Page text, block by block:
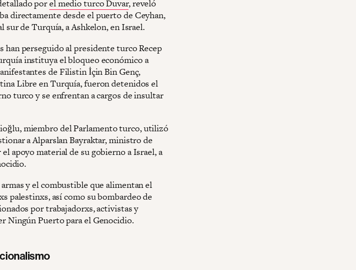
porel medio turco Duvar, reveló
directamente desde el puerto de Ceyhan,
sur de Turquía, a Ashkelon, en Israel.
han perseguido al presidente turco Recep
instituya el bloqueo económico a
de Filistin İçin Bin Genç,
Libre en Turquía, fueron detenidos el
turco y se enfrentan a cargos de insultar
miembro del Parlamento turco, utilizó
a Alparslan Bayraktar, ministro de
apoyo material de su gobierno a Israel, a
y el combustible que alimentan el
palestinxs, así como su bombardeo de
por trabajadorxs, activistas y
Ningún Puerto para el Genocidio.